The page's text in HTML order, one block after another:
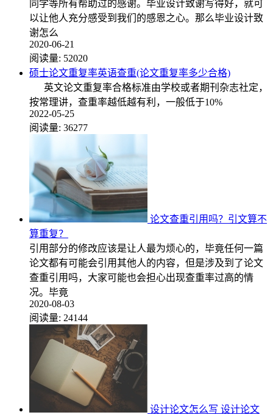
同学等所有帮助过的感谢。毕业设计致谢写得好，就可
以让他人充分感受到我们的感恩之心。那么毕业设计致
谢怎么
2020-06-21
阅读量: 52020
硕士论文重复率英语查重(论文重复率多少合格)
英文论文重复率合格标准由学校或者期刊杂志社定，
按常理讲，查重率越低越有利，一般低于10%
2022-05-25
阅读量: 36277
论文查重引用吗？引文算不
算重复？
引用部分的修改应该是让人最为烦心的，毕竟任何一篇
论文都有可能会引用其他人的内容，但是涉及到了论文
查重引用吗，大家可能也会担心出现查重率过高的情
况。毕竟
2020-08-03
阅读量: 24144
设计论文怎么写 设计论文